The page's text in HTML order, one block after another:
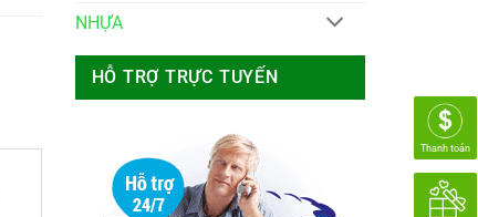
NHỰA
HỖ TRỢ TRỰC TUYẾN
Thanh toán